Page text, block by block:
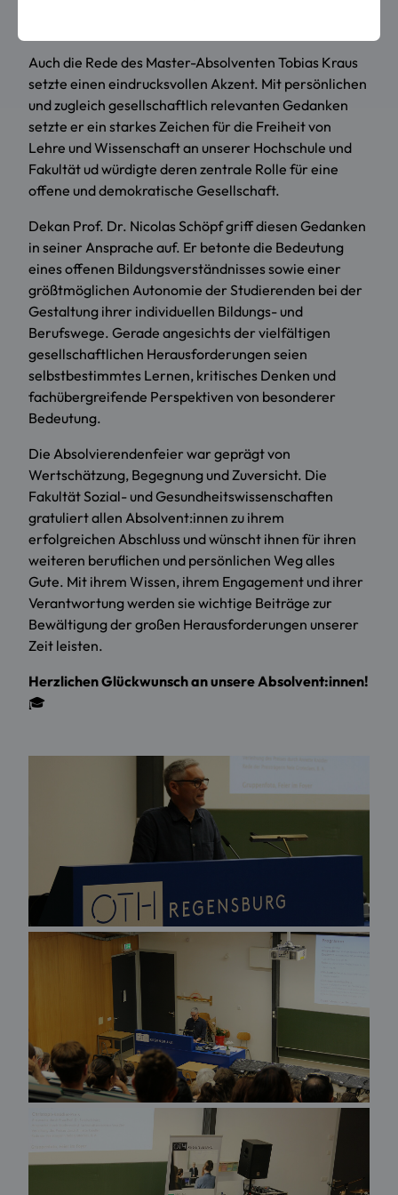
Groteclaes. In ihrer Dankesrede fand sie berührende
Auch die Rede des Master-Absolventen Tobias Kraus
setzte einen eindrucksvollen Akzent. Mit persönlichen
und zugleich gesellschaftlich relevanten Gedanken
setzte er ein starkes Zeichen für die Freiheit von
Lehre und Wissenschaft an unserer Hochschule und
Fakultät ud würdigte deren zentrale Rolle für eine
offene und demokratische Gesellschaft.
Dekan Prof. Dr. Nicolas Schöpf griff diesen Gedanken
in seiner Ansprache auf. Er betonte die Bedeutung
eines offenen Bildungsverständnisses sowie einer
größtmöglichen Autonomie der Studierenden bei der
Gestaltung ihrer individuellen Bildungs- und
Berufswege. Gerade angesichts der vielfältigen
gesellschaftlichen Herausforderungen seien
selbstbestimmtes Lernen, kritisches Denken und
fachübergreifende Perspektiven von besonderer
Bedeutung.
Die Absolvierendenfeier war geprägt von
Wertschätzung, Begegnung und Zuversicht. Die
Fakultät Sozial- und Gesundheitswissenschaften
gratuliert allen Absolvent:innen zu ihrem
erfolgreichen Abschluss und wünscht ihnen für ihren
weiteren beruflichen und persönlichen Weg alles
Gute. Mit ihrem Wissen, ihrem Engagement und ihrer
Verantwortung werden sie wichtige Beiträge zur
Bewältigung der großen Herausforderungen unserer
Zeit leisten.
Herzlichen Glückwunsch an unsere Absolvent:innen!
🎓